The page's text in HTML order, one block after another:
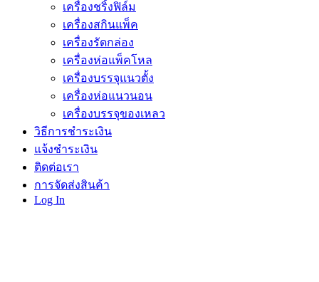
เครื่องชริ้งฟิล์ม
เครื่องสกินแพ็ค
เครื่องรัดกล่อง
เครื่องห่อแพ็คโหล
เครื่องบรรจุแนวตั้ง
เครื่องห่อแนวนอน
เครื่องบรรจุของเหลว
วิธีการชำระเงิน
แจ้งชำระเงิน
ติดต่อเรา
การจัดส่งสินค้า
Log In